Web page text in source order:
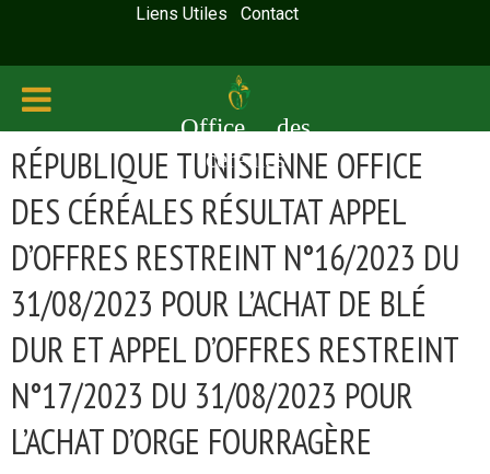
Liens Utiles Contact
Office des
céréales
RÉPUBLIQUE TUNISIENNE OFFICE
DES CÉRÉALES RÉSULTAT APPEL
D’OFFRES RESTREINT N°16/2023 DU
31/08/2023 POUR L’ACHAT DE BLÉ
DUR ET APPEL D’OFFRES RESTREINT
N°17/2023 DU 31/08/2023 POUR
L’ACHAT D’ORGE FOURRAGÈRE